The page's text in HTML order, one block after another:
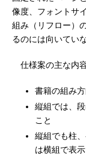
像度、フォントサ
組み（リフロー）
るのには向いてい
仕様案の主な内
書籍の組み
縦組では、
こと
縦組でも柱
は横組で表